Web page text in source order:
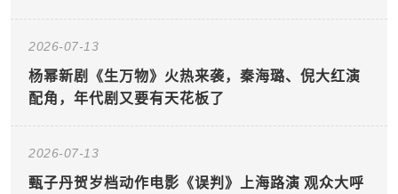
2026-07-13
杨幂新剧《生万物》火热来袭，秦海璐、倪大红演
配角，年代剧又要有天花板了
2026-07-13
甄子丹贺岁档动作电影《误判》上海路演 观众大呼